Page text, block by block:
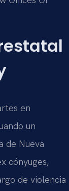
en
un
de Nueva
cónyuges,
de violencia